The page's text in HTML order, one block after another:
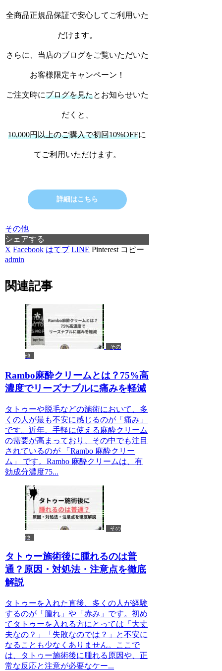
全商品正規品保証で安心してご利用いた
だけます。
さらに、当店のブログをご覧いただいた
お客様限定キャンペーン！
ご注文時にブログを見たとお知らせいた
だくと、
10,000円以上のご購入で初回10%OFFに
てご利用いただけます。
詳細はこちら
その他
シェアする
X Facebook はてブ LINE Pinterest コピー
admin
関連記事
その
他
Rambo麻酔クリームとは？75%高
濃度でリーズナブルに痛みを軽減
タトゥーや脱毛などの施術において、多
くの人が最も不安に感じるのが「痛み」
です。近年、手軽に使える麻酔クリーム
の需要が高まっており、その中でも注目
されているのが 「Rambo 麻酔クリー
ム」 です。Rambo 麻酔クリームは、有
効成分濃度75...
その
他
タトゥー施術後に腫れるのは普
通？原因・対処法・注意点を徹底
解説
タトゥーを入れた直後、多くの人が経験
するのが「腫れ」や「赤み」です。初め
てタトゥーを入れる方にとっては「大丈
夫なの？」「失敗なのでは？」と不安に
なることも少なくありません。ここで
は、タトゥー施術後に腫れる原因や、正
常な反応と注意が必要なケー...